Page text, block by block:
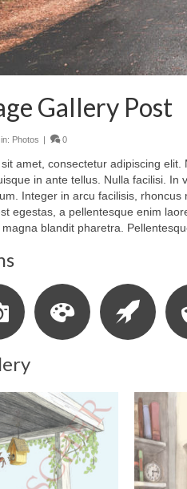
Gallery Post
Photos | 0
amet, consectetur adipiscing
in ante tellus. Nulla facilisi.
Integer in arcu facilisis,
egestas, a pellentesque enim
blandit pharetra.